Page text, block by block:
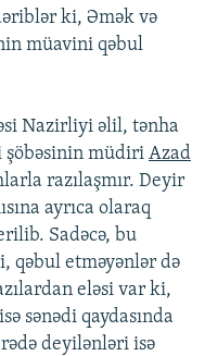
ki, Əmək və
müavini qəbul
Nazirliyi əlil, tənha
şöbəsinin müdiri Azad
razılaşmır. Deyir
ayrıca olaraq
Sadəcə, bu
qəbul etməyənlər də
eləsi var ki,
sənədi qaydasında
deyilənləri isə